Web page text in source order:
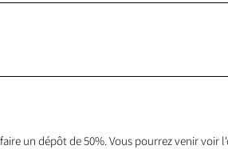
un dépôt de 50%. Vous pourrez venir voir